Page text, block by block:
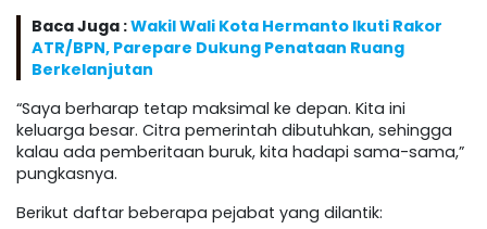
Baca Juga :Wakil Wali Kota Hermanto Ikuti Rakor
ATR/BPN, Parepare Dukung Penataan Ruang
Berkelanjutan
“Saya berharap tetap maksimal ke depan. Kita ini
keluarga besar. Citra pemerintah dibutuhkan, sehingga
kalau ada pemberitaan buruk, kita hadapi sama-sama,”
pungkasnya.
Berikut daftar beberapa pejabat yang dilantik: